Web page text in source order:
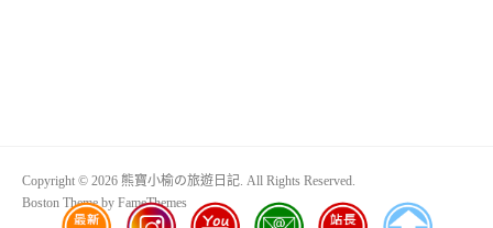
Copyright © 2026 熊寶小榆の旅遊日記. All Rights Reserved.
Boston Theme by FameThemes